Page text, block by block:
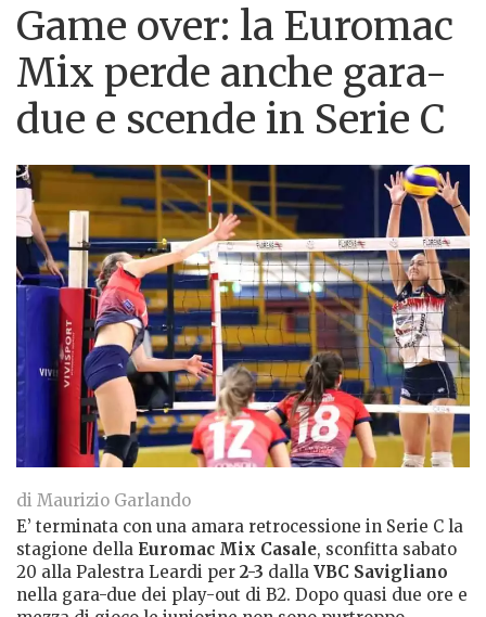
Game over: la Euromac
Mix perde anche gara-
due e scende in Serie C
di Maurizio Garlando
E’ terminata con una amara retrocessione in Serie C la
stagione della Euromac Mix Casale, sconfitta sabato
20 alla Palestra Leardi per 2-3 dalla VBC Savigliano
nella gara-due dei play-out di B2. Dopo quasi due ore e